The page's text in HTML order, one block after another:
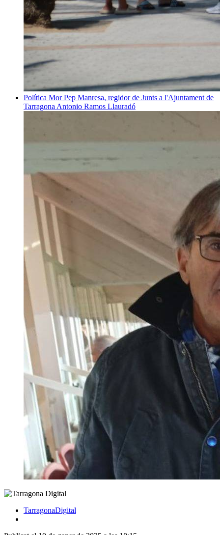
Política Mor Pep Manresa, regidor de Junts a l'Ajuntament de
Tarragona Antonio Ramos Llauradó
TarragonaDigital